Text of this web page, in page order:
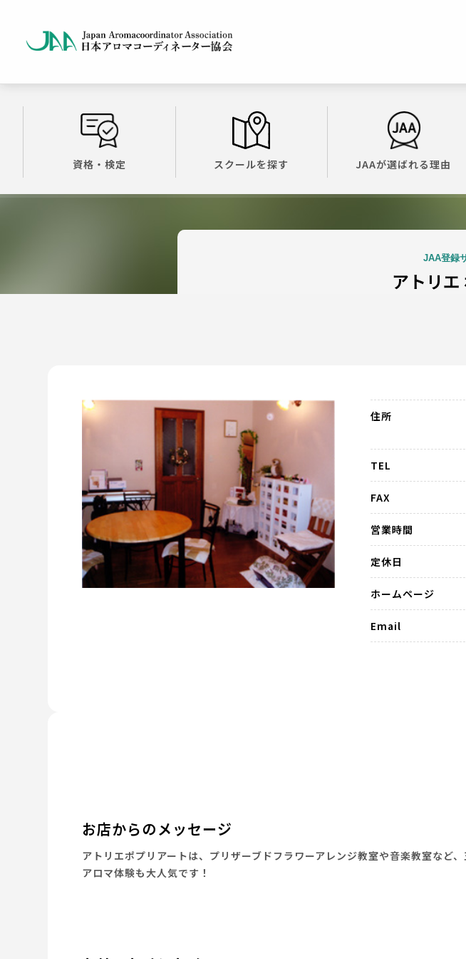
資格・検定 スクールを探す JAAが選ばれる理由
JAA登録
アトリエ
住所
TEL
FAX
営業時間
定休日
ホームページ
Email
お店からのメッセージ
アトリエポプリアートは、プリザーブドフラワーアレンジ教室や音楽教室など
アロマ体験も大人気です！